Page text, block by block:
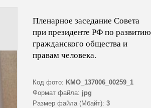
Пленарное заседание Совета
при президенте РФ по развитию
гражданского общества и
правам человека.
Код фото: KMO_137006_00259_1
Формат файла: jpg
Размер файла (Мбайт): 3